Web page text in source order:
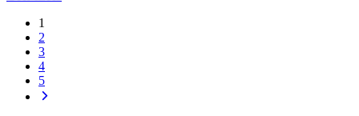
1
2
3
4
5